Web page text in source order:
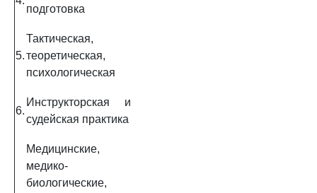
подготовка
5.
Тактическая,
теоретическая,
психологическая
6.
Инструкторская и
судейская практика
Медицинские,
медико-
биологические,